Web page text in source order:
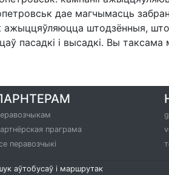
дае магчымасць
штодзённыя,
пасадкі і высадкі. Вы
праграма
перавозчыкі
аўтобусаў і маршрутак